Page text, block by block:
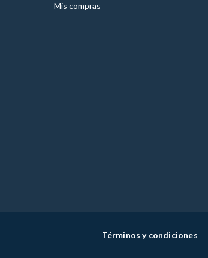
Mis compras
Términos y condiciones